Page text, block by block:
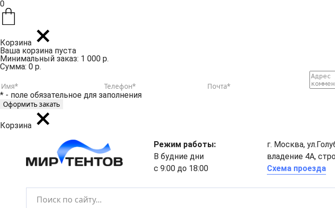
0
Корзина
Ваша корзина пуста
Минимальный заказ: 1 000 р.
Сумма: 0 р.
* - поле обязательное для заполнения
Корзина
Режим работы:
В будние дни
с 9:00 до 18:00
г. Москва,
владение 4А,
Схема проезда